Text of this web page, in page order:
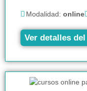
Modalidad: online
Ver detalles